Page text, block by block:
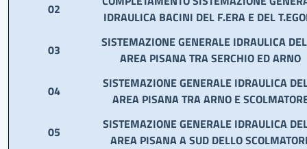
02
IDRAULICA BACINI DEL F.ERA E DEL
03
SISTEMAZIONE GENERALE IDRAULICA
AREA PISANA TRA SERCHIO ED ARNO
04
SISTEMAZIONE GENERALE IDRAULICA
AREA PISANA TRA ARNO E
05
SISTEMAZIONE GENERALE IDRAULICA
AREA PISANA A SUD DELLO